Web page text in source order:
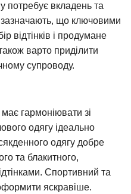
потребує вкладень та
зазначають, що ключовими
відтінків і продумане
варто приділити
супроводу.
гармоніювати зі
одягу ідеально
одягу добре
та блакитного,
Спортивний та
яскравіше.